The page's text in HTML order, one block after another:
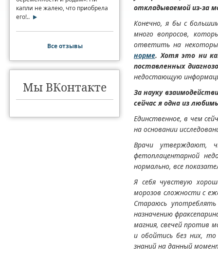
капли не жалею, что приобрела
его!..
Все отзывы
Мы ВКонтакте
откладываемой из-за
Конечно, я бы с
много вопросов,
ответить на
норме. Хотя это ни
поставленных
недостающую
За науку
сейчас я одна из
Единственное, в чем
на основании
Врачи утверждают,
фетоплацентарной
нормально, все
Я себя чувствую
морозов сложности с
Стараюсь
назначению
магния, свечей против
и обойтись без них,
знаний на данный